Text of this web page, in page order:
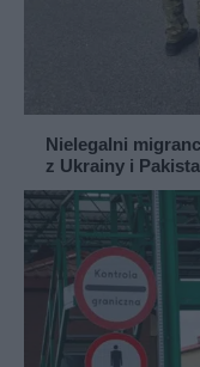
Nielegalni
z Ukrainy i